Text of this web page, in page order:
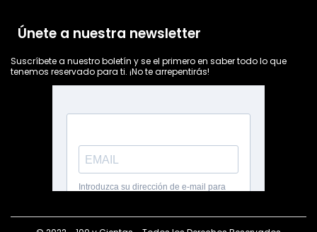
Únete a nuestra newsletter
Suscríbete a nuestro boletín y se el primero en saber todo lo que
tenemos reservado para ti. ¡No te arrepentirás!